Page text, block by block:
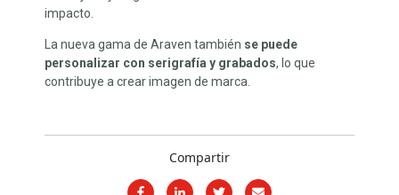
impacto.
La nueva gama de Araven también se puede
personalizar con serigrafía y grabados, lo que
contribuye a crear imagen de marca.
Compartir